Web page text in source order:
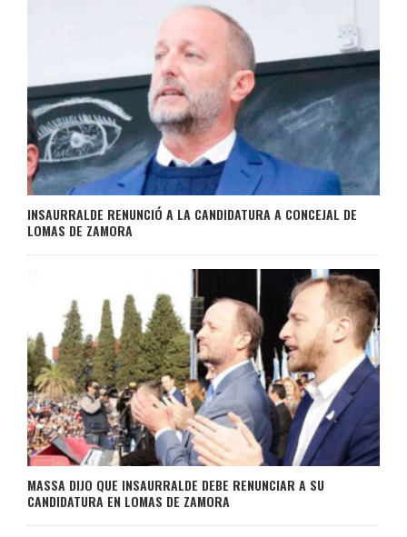
INSAURRALDE RENUNCIÓ A LA CANDIDATURA A CONCEJAL DE
LOMAS DE ZAMORA
MASSA DIJO QUE INSAURRALDE DEBE RENUNCIAR A SU
CANDIDATURA EN LOMAS DE ZAMORA